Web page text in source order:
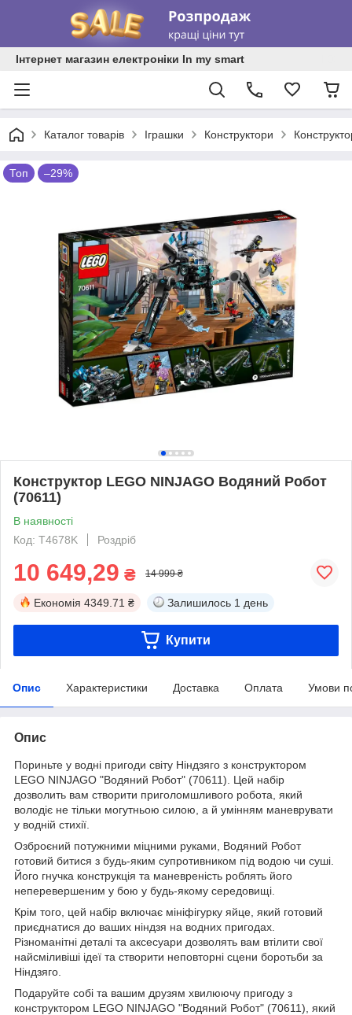
Інтернет магазин електроніки In my smart
Каталог товарів Іграшки Конструктори
Топ –29%
Конструктор LEGO NINJAGO Водяний Робот
(70611)
В наявності
Код: T4678K
Роздріб
10 649,29 ₴ 14 999 ₴
Економія 4349.71 ₴ Залишилось 1 день
Купити
Опис Характеристики Доставка Оплата Умови
Опис
Пориньте у водні пригоди світу Ніндзяго з конструктором
LEGO NINJAGO "Водяний Робот" (70611). Цей набір
дозволить вам створити приголомшливого робота, який
володіє не тільки могутньою силою, а й умінням маневрувати
у водній стихії.
Озброєний потужними міцними руками, Водяний Робот
готовий битися з будь-яким супротивником під водою чи суші.
Його гнучка конструкція та маневреність роблять його
неперевершеним у бою у будь-якому середовищі.
Крім того, цей набір включає мініфігурку яйце, який готовий
приєднатися до ваших ніндзя на водних пригодах.
Різноманітні деталі та аксесуари дозволять вам втілити свої
найсміливіші ідеї та створити неповторні сцени боротьби за
Ніндзяго.
Подаруйте собі та вашим друзям хвилюючу пригоду з
конструктором LEGO NINJAGO "Водяний Робот" (70611), який